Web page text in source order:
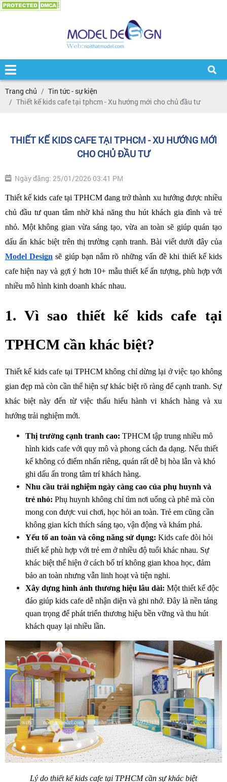
Trang chủ
Tin tức - sự kiện
Thiết kế kids cafe tại tphcm - Xu hướng mới cho chủ đầu tư
THIẾT KẾ KIDS CAFE TẠI TPHCM - XU HƯỚNG MỚI
CHO CHỦ ĐẦU TƯ
Ngày đăng: 25/01/2026 03:41 PM
Thiết kế kids cafe tại TPHCM đang trở thành xu hướng được nhiều
chủ đầu tư quan tâm nhờ khả năng thu hút khách gia đình và trẻ
nhỏ. Một không gian vừa sáng tạo, vừa an toàn sẽ giúp quán tạo
Model Design sẽ giúp bạn nắm rõ những vấn đề khi thiết kế kids
cafe hiện nay và gợi ý hơn 10+ mẫu thiết kế ấn tượng, phù hợp với
nhiều mô hình kinh doanh khác nhau.
1. Vì sao thiết kế kids cafe tại
TPHCM cần khác biệt?
Thiết kế kids cafe tại TPHCM không chỉ dừng lại ở việc tạo không
gian đẹp mà còn cần thể hiện sự khác biệt rõ ràng để cạnh tranh. Sự
khác biệt này đến từ việc thấu hiểu hành vi khách hàng và xu
hướng trải nghiệm mới.
Thị trường cạnh tranh cao: TPHCM tập trung nhiều mô
hình kids cafe với quy mô và phong cách đa dạng. Nếu thiết
kế không có điểm nhấn riêng, quán rất dễ bị hòa lẫn và khó
ghi dấu ấn trong tâm trí khách hàng.
Nhu cầu trải nghiệm ngày càng cao của phụ huynh và
trẻ nhỏ: Phụ huynh không chỉ tìm nơi uống cà phê mà còn
mong con được vui chơi, học hỏi an toàn. Trẻ em cũng cần
không gian kích thích sáng tạo, vận động và khám phá.
Yếu tố an toàn và công năng sử dụng: Kids cafe đòi hỏi
thiết kế phù hợp với trẻ em ở nhiều độ tuổi khác nhau. Sự
khác biệt thể hiện ở cách bố trí không gian khoa học, đảm
bảo an toàn nhưng vẫn linh hoạt và tiện nghi.
Xây dựng hình ảnh thương hiệu lâu dài: Một thiết kế độc
đáo giúp kids cafe dễ nhận diện và ghi nhớ. Đây là nền tảng
quan trọng để phát triển thương hiệu bền vững và thu hút
khách quay lại nhiều lần.
Lý do thiết kế kids cafe tại TPHCM cần sự khác biệt